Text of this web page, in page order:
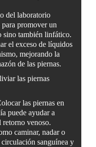
del laboratorio
promover un
sino también linfático.
el exceso de líquidos
mejorando la
de las piernas.
las piernas
las piernas en
puede ayudar a
venoso.
caminar, nadar o
sanguínea y